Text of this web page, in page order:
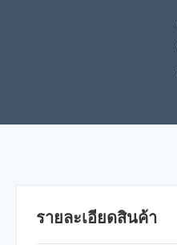
รายละเอียดสินค้า